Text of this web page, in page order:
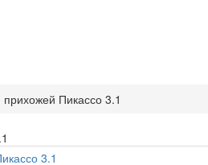
Пикассо 3.1